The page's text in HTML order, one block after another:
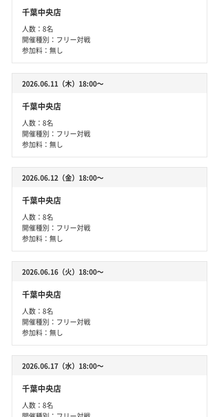
千葉中央店
人数： 8名
開催種別： フリー対戦
参加料： 無し
2026.06.11（木）18:00〜
千葉中央店
人数： 8名
開催種別： フリー対戦
参加料： 無し
2026.06.12（金）18:00〜
千葉中央店
人数： 8名
開催種別： フリー対戦
参加料： 無し
2026.06.16（火）18:00〜
千葉中央店
人数： 8名
開催種別： フリー対戦
参加料： 無し
2026.06.17（水）18:00〜
千葉中央店
人数： 8名